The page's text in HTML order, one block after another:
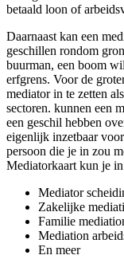
betaald loon of
Daarnaast kan een
geschillen rondom
buurman, een boom
erfgrens. Voor de
mediator in te zetten
sectoren. kunnen een
een geschil hebben
eigenlijk inzetbaar
persoon die je in zou
Mediatorkaart kun je
Mediator
Zakelijke
Familie
Mediation
En meer